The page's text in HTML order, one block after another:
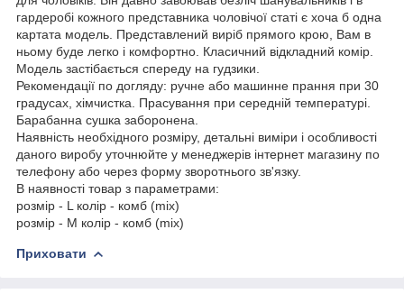
гардеробі кожного представника чоловічої статі є хоча б одна
картата модель. Представлений виріб прямого крою, Вам в
ньому буде легко і комфортно. Класичний відкладний комір.
Модель застібається спереду на гудзики.
Рекомендації по догляду: ручне або машинне прання при 30
градусах, хімчистка. Прасування при середній температурі.
Барабанна сушка заборонена.
Наявність необхідного розміру, детальні виміри і особливості
даного виробу уточнюйте у менеджерів інтернет магазину по
телефону або через форму зворотнього зв'язку.
В наявності товар з параметрами:
розмір - L колір - комб (mix)
розмір - M колір - комб (mix)
Приховати